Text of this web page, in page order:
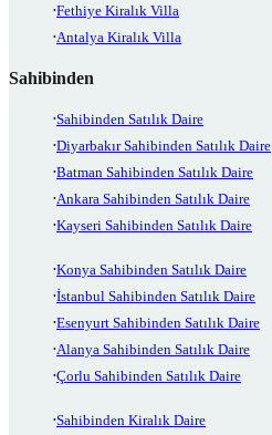
Fethiye Kiralık Villa
Antalya Kiralık Villa
Sahibinden
Sahibinden Satılık Daire
Diyarbakır Sahibinden Satılık Daire
Batman Sahibinden Satılık Daire
Ankara Sahibinden Satılık Daire
Kayseri Sahibinden Satılık Daire
Konya Sahibinden Satılık Daire
İstanbul Sahibinden Satılık Daire
Esenyurt Sahibinden Satılık Daire
Alanya Sahibinden Satılık Daire
Çorlu Sahibinden Satılık Daire
Sahibinden Kiralık Daire